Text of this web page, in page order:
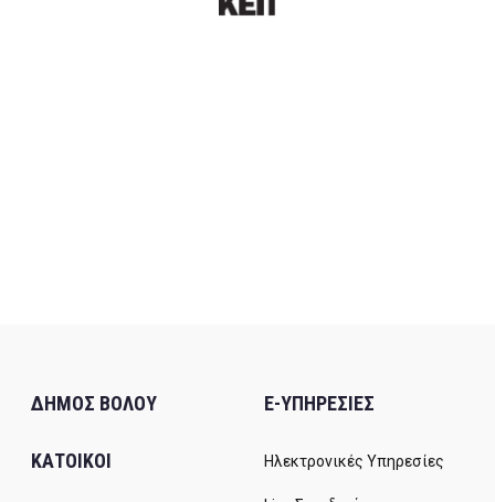
ΔΗΜΟΣ ΒΟΛΟΥ
ΚΑΤΟΙΚΟΙ
E-ΥΠΗΡΕΣΙΕΣ
Ηλεκτρονικές Υπηρεσίες